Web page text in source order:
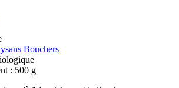
Bouchers
: 500 g